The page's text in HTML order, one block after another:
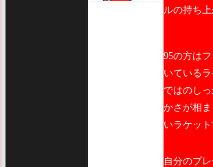
ルの持ち
95の方は
いている
ではのし
かさが相
いラケット
自分のプ